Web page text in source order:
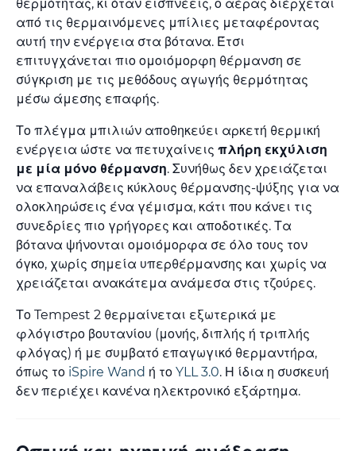
θερμότητας, κι όταν εισπνέεις, ο αέρας διέρχεται
από τις θερμαινόμενες μπίλιες μεταφέροντας
αυτή την ενέργεια στα βότανα. Έτσι
επιτυγχάνεται πιο ομοιόμορφη θέρμανση σε
σύγκριση με τις μεθόδους αγωγής θερμότητας
μέσω άμεσης επαφής.
Το πλέγμα μπιλιών αποθηκεύει αρκετή θερμική
ενέργεια ώστε να πετυχαίνεις πλήρη εκχύλιση
με μία μόνο θέρμανση. Συνήθως δεν χρειάζεται
να επαναλάβεις κύκλους θέρμανσης-ψύξης για να
ολοκληρώσεις ένα γέμισμα, κάτι που κάνει τις
συνεδρίες πιο γρήγορες και αποδοτικές. Τα
βότανα ψήνονται ομοιόμορφα σε όλο τους τον
όγκο, χωρίς σημεία υπερθέρμανσης και χωρίς να
χρειάζεται ανακάτεμα ανάμεσα στις τζούρες.
Το Tempest 2 θερμαίνεται εξωτερικά με
φλόγιστρο βουτανίου (μονής, διπλής ή τριπλής
φλόγας) ή με συμβατό επαγωγικό θερμαντήρα,
όπως το iSpire Wand ή το YLL 3.0. Η ίδια η συσκευή
δεν περιέχει κανένα ηλεκτρονικό εξάρτημα.